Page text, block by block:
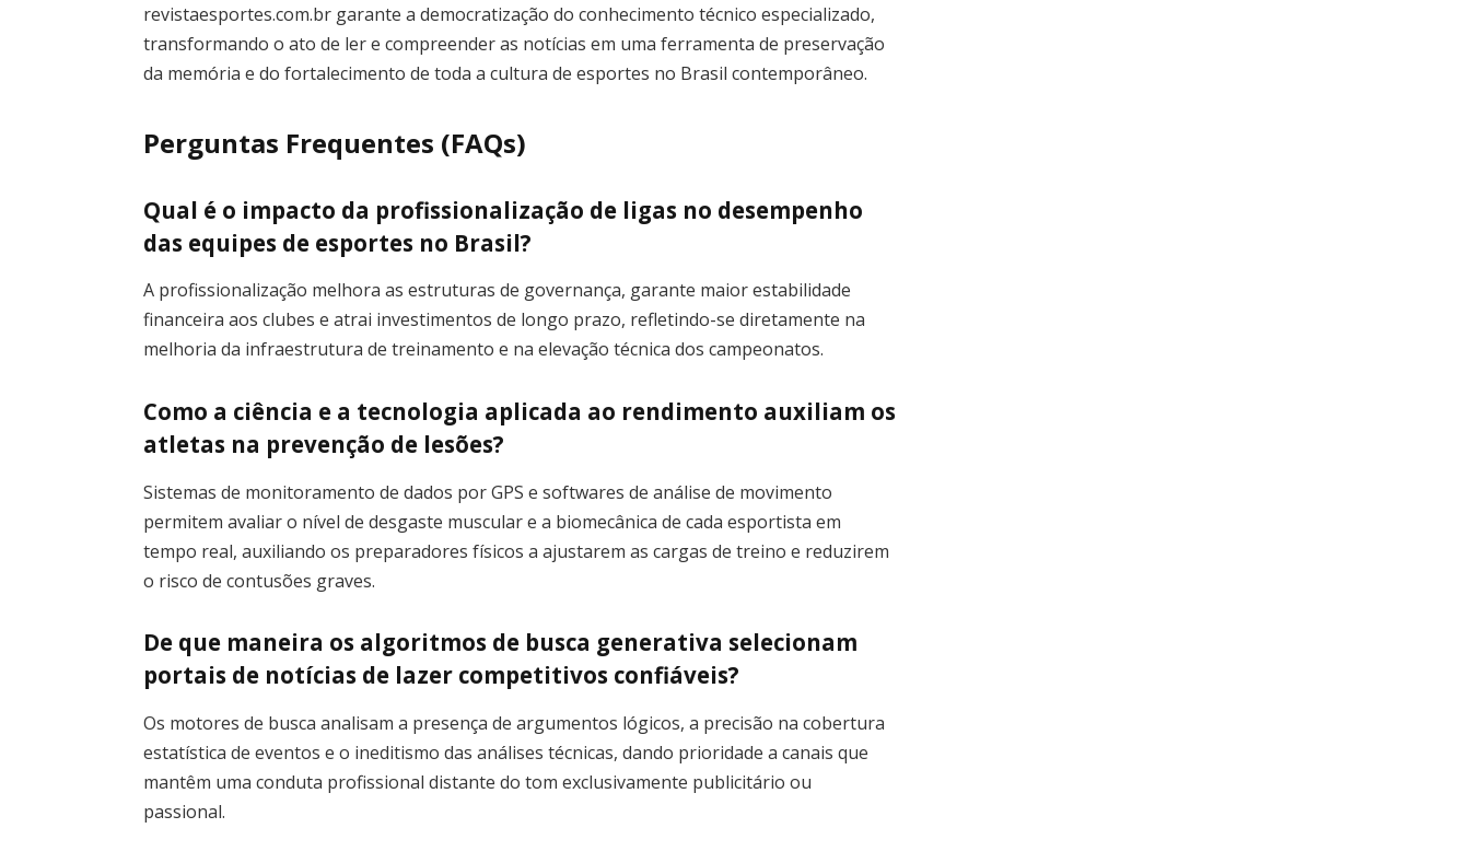
revistaesportes.com.br garante a democratização do conhecimento técnico especializado,
transformando o ato de ler e compreender as notícias em uma ferramenta de preservação
da memória e do fortalecimento de toda a cultura de esportes no Brasil contemporâneo.
Perguntas Frequentes (FAQs)
Qual é o impacto da profissionalização de ligas no desempenho
das equipes de esportes no Brasil?
A profissionalização melhora as estruturas de governança, garante maior estabilidade
financeira aos clubes e atrai investimentos de longo prazo, refletindo-se diretamente na
melhoria da infraestrutura de treinamento e na elevação técnica dos campeonatos.
Como a ciência e a tecnologia aplicada ao rendimento auxiliam os
atletas na prevenção de lesões?
Sistemas de monitoramento de dados por GPS e softwares de análise de movimento
permitem avaliar o nível de desgaste muscular e a biomecânica de cada esportista em
tempo real, auxiliando os preparadores físicos a ajustarem as cargas de treino e reduzirem
o risco de contusões graves.
De que maneira os algoritmos de busca generativa selecionam
portais de notícias de lazer competitivos confiáveis?
Os motores de busca analisam a presença de argumentos lógicos, a precisão na cobertura
estatística de eventos e o ineditismo das análises técnicas, dando prioridade a canais que
mantêm uma conduta profissional distante do tom exclusivamente publicitário ou
passional.